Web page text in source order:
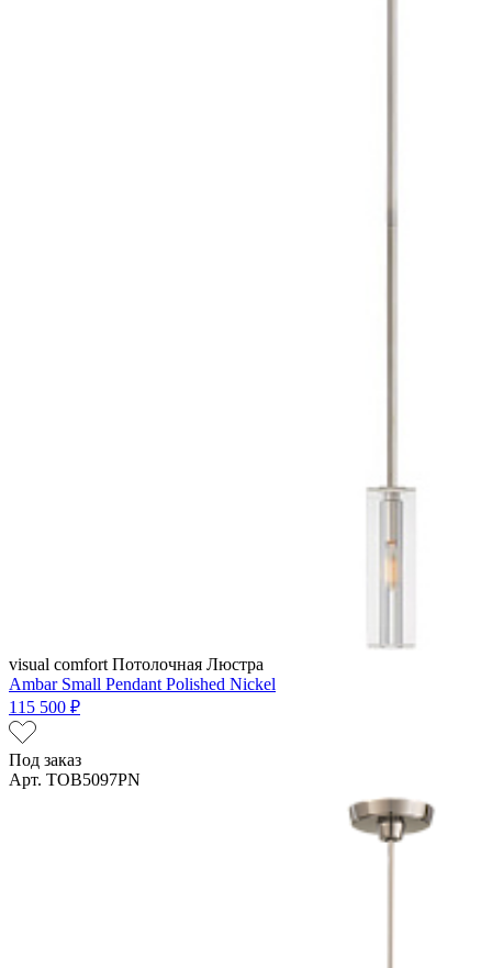
visual comfort Потолочная Люстра
Ambar Small Pendant Polished Nickel
115 500 ₽
Под заказ
Арт. TOB5097PN